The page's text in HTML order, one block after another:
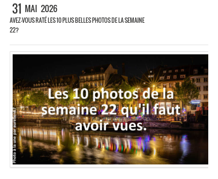
31 MAI 2026
AVEZ-VOUS RATÉ LES 10 PLUS BELLES PHOTOS DE LA SEMAINE
22?